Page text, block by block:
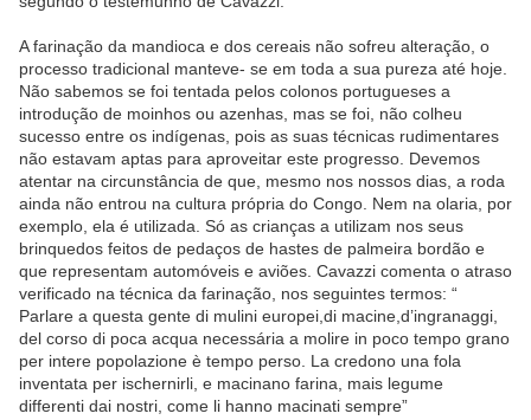
A farinação da mandioca e dos cereais não sofreu alteração, o
processo tradicional manteve- se em toda a sua pureza até hoje.
Não sabemos se foi tentada pelos colonos portugueses a
introdução de moinhos ou azenhas, mas se foi, não colheu
sucesso entre os indígenas, pois as suas técnicas rudimentares
não estavam aptas para aproveitar este progresso. Devemos
atentar na circunstância de que, mesmo nos nossos dias, a roda
ainda não entrou na cultura própria do Congo. Nem na olaria, por
exemplo, ela é utilizada. Só as crianças a utilizam nos seus
brinquedos feitos de pedaços de hastes de palmeira bordão e
que representam automóveis e aviões. Cavazzi comenta o atraso
verificado na técnica da farinação, nos seguintes termos: “
Parlare a questa gente di mulini europei,di macine,d’ingranaggi,
del corso di poca acqua necessária a molire in poco tempo grano
per intere popolazione è tempo perso. La credono una fola
inventata per ischernirli, e macinano farina, mais legume
differenti dai nostri, come li hanno macinati sempre”